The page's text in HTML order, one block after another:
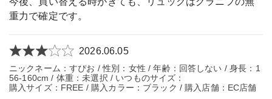
重力で確定です。
2026.06.05
ニックネーム：すぴお / 性別：女性 / 年齢：回答しない / 身長：1
56-160cm / 体重：未選択 / いつものサイズ：
購入サイズ：FREE / 購入カラー：ブラック / 購入店舗：EC店舗